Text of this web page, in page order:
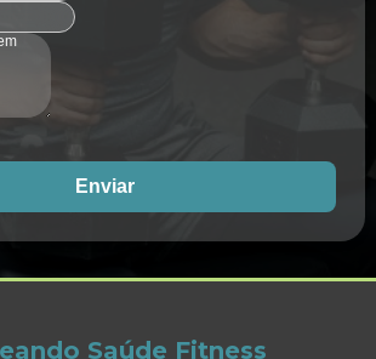
Enviar
Saúde Fitness